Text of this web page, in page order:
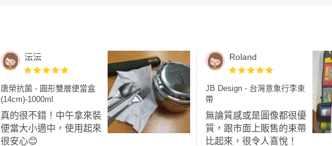
沄沄
唐榮抗菌 - 圓形雙層便當盒
(14cm)-1000ml
真的很不錯！中午拿來裝
便當大小適中，使用起來
很安心😊
Roland
JB Design - 台灣意象行李束
帶
無論質感或是圖像都很優
質，跟市面上販售的束帶
比起來，很令人喜悅！